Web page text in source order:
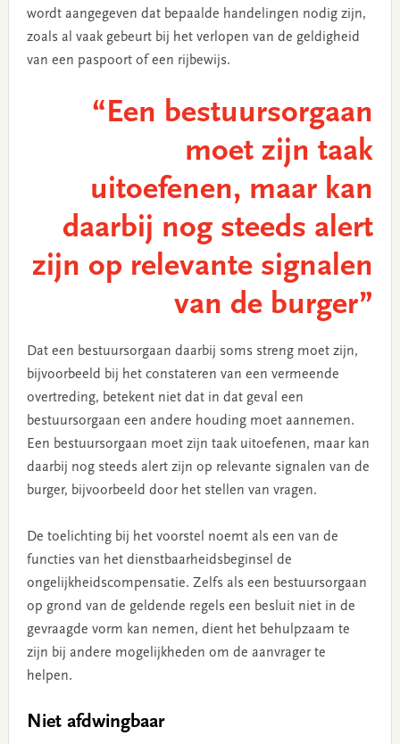
wordt aangegeven dat bepaalde handelingen nodig zijn,
zoals al vaak gebeurt bij het verlopen van de geldigheid
van een paspoort of een rijbewijs.
“Een bestuursorgaan
moet zijn taak
uitoefenen, maar kan
daarbij nog steeds alert
zijn op relevante signalen
van de burger”
Dat een bestuursorgaan daarbij soms streng moet zijn,
bijvoorbeeld bij het constateren van een vermeende
overtreding, betekent niet dat in dat geval een
bestuursorgaan een andere houding moet aannemen.
Een bestuursorgaan moet zijn taak uitoefenen, maar kan
daarbij nog steeds alert zijn op relevante signalen van de
burger, bijvoorbeeld door het stellen van vragen.
De toelichting bij het voorstel noemt als een van de
functies van het dienstbaarheidsbeginsel de
ongelijkheidscompensatie. Zelfs als een bestuursorgaan
op grond van de geldende regels een besluit niet in de
gevraagde vorm kan nemen, dient het behulpzaam te
zijn bij andere mogelijkheden om de aanvrager te
helpen.
Niet afdwingbaar